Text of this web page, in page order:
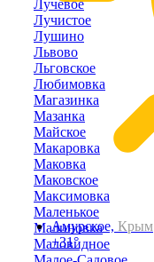
Амурское, Крым
+31°
Лучевое
Лучистое
Лушино
Львово
Льговское
Любимовка
Магазинка
Мазанка
Майское
Макаровка
Маковка
Маковское
Максимовка
Маленькое
Малиновка
Маловидное